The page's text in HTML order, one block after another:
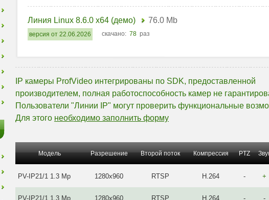
Линия Linux 8.6.0 x64 (демо) 76.0 Mb
версия от 22.06.2026 скачано: 78 раз
IP камеры ProfVideo интегрированы по SDK, предоставленной
производителем, полная работоспособность камер не
Пользователи "Линии IP" могут проверить функциональные
Для этого необходимо заполнить форму
Модель Разрешение Второй поток Компрессия PTZ
PV-IP21/1 1.3 Mp 1280x960 RTSP H.264 - +
PV-IP21/1 1.3 Mp 1280x960 RTSP H.264 - -